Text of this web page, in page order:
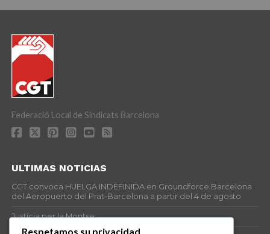
Federació Local de Sindicats Barcelona
ULTIMAS NOTICIAS
CGT convoca HUELGA INDEFINIDA en Groundforce Barcelona
del Aeropuerto del Prat-Barcelona a partir del 4 de agosto
Justícia per la Montse
Respetamos su privacidad